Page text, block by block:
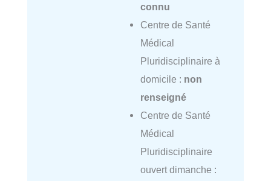
connu
Centre de Santé
Médical
Pluridisciplinaire à
domicile : non
renseigné
Centre de Santé
Médical
Pluridisciplinaire
ouvert dimanche :